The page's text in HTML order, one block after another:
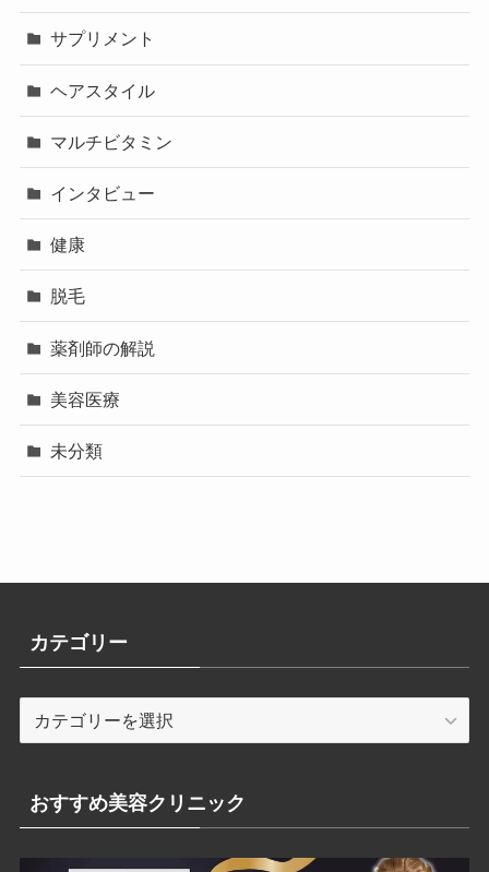
サプリメント
ヘアスタイル
マルチビタミン
インタビュー
健康
脱毛
薬剤師の解説
美容医療
未分類
カテゴリー
テ
リ
ー
おすすめ美容クリニック